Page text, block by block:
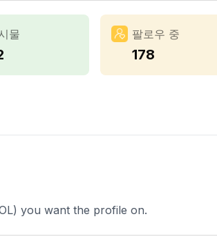
물 팔로우 중
178
you want the profile on.